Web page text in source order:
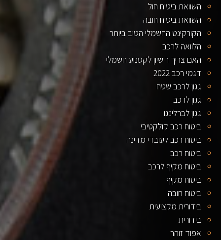
השוואת ביטוח חול
השוואת ביטוח חובה
הקורקינט החשמלי הטוב ביותר
הלוואה לרכב
האם צריך רישיון לקטנוע חשמלי
דגמי רכב 2022
גגון לרכב שטח
גגון לרכב
גגון לברלינגו
ביטוח רכב קולקטיבי
ביטוח רכב לעובדי מדינה
ביטוח רכב
ביטוח מקיף לרכב
ביטוח מקיף
ביטוח חובה
בידורית מקצועית
בידורית
אפוד זוהר